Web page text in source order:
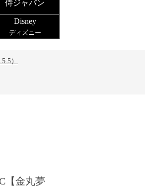
侍ジャパン
Disney
ディズニー
）
【金丸夢